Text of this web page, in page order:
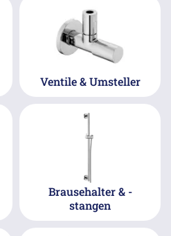
Ventile & Umsteller
Brausehalter & -
stangen